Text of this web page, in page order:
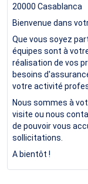
20000 Casablanca
Bienvenue dans
Que vous soyez
équipes sont à
réalisation de vos
besoins
votre activité
Nous sommes à
visite ou nous
de pouvoir vous
sollicitations.
A bientôt !